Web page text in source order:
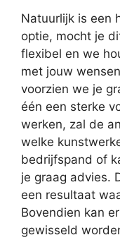
Natuurlijk is een
optie, mocht je
flexibel en we
met jouw
voorzien we je
één een sterke
werken, zal de
welke
bedrijfspand of
je graag advies.
een resultaat
Bovendien kan
gewisseld